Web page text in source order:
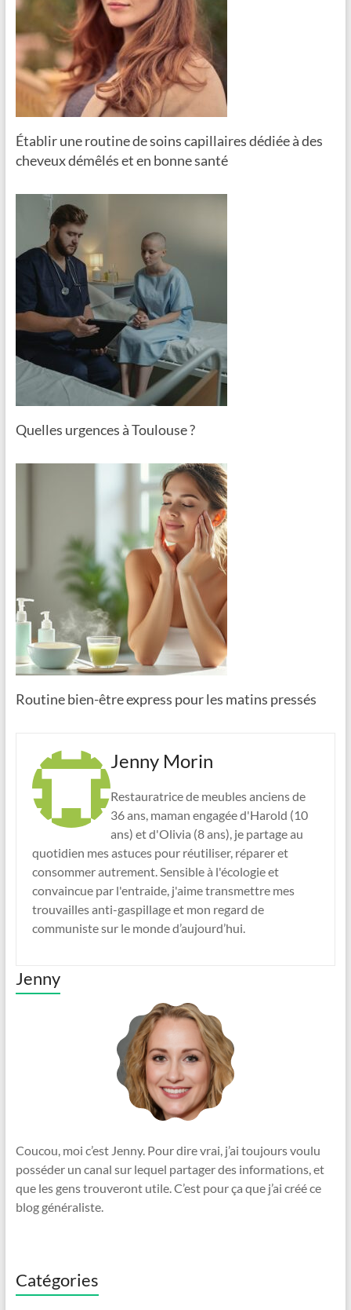
Établir une routine de soins capillaires dédiée à des
cheveux démêlés et en bonne santé
Quelles urgences à Toulouse ?
Routine bien-être express pour les matins pressés
Jenny Morin
Restauratrice de meubles anciens de
36 ans, maman engagée d'Harold (10
ans) et d'Olivia (8 ans), je partage au
quotidien mes astuces pour réutiliser, réparer et
consommer autrement. Sensible à l'écologie et
convaincue par l'entraide, j'aime transmettre mes
trouvailles anti-gaspillage et mon regard de
communiste sur le monde d’aujourd’hui.
Jenny
Coucou, moi c’est Jenny. Pour dire vrai, j’ai toujours voulu
posséder un canal sur lequel partager des informations, et
que les gens trouveront utile. C’est pour ça que j’ai créé ce
blog généraliste.
Catégories